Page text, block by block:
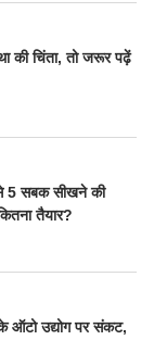
की चिंता, तो जरूर पढ़ें
5 सबक सीखने की
तैयार?
ऑटो उद्योग पर संकट,